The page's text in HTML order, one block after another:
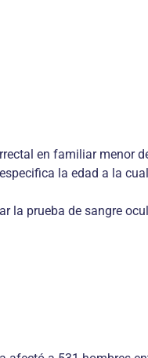
en familiar menor
la edad a la
la prueba de sangre